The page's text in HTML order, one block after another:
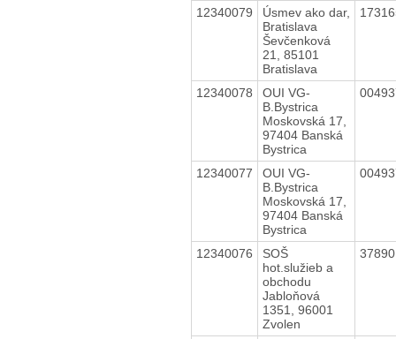
12340079
Úsmev ako dar,
Bratislava
Ševčenková
21, 85101
Bratislava
12340078
OUI VG-
B.Bystrica
Moskovská 17,
97404 Banská
Bystrica
12340077
OUI VG-
B.Bystrica
Moskovská 17,
97404 Banská
Bystrica
12340076
SOŠ
hot.služieb a
obchodu
Jabloňová
1351, 96001
Zvolen